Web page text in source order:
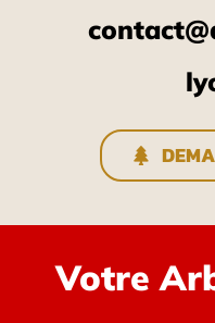
Votre